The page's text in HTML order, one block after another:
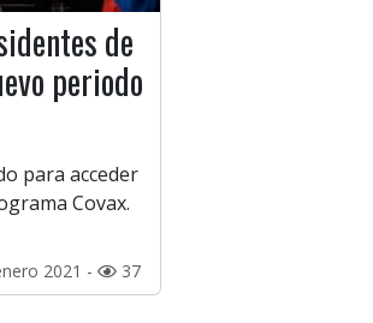
de
periodo
para acceder
Covax.
2021 - 37